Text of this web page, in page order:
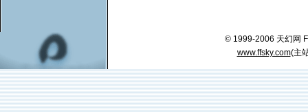
© 1999-2006 天幻网
www.ffsky.com(主